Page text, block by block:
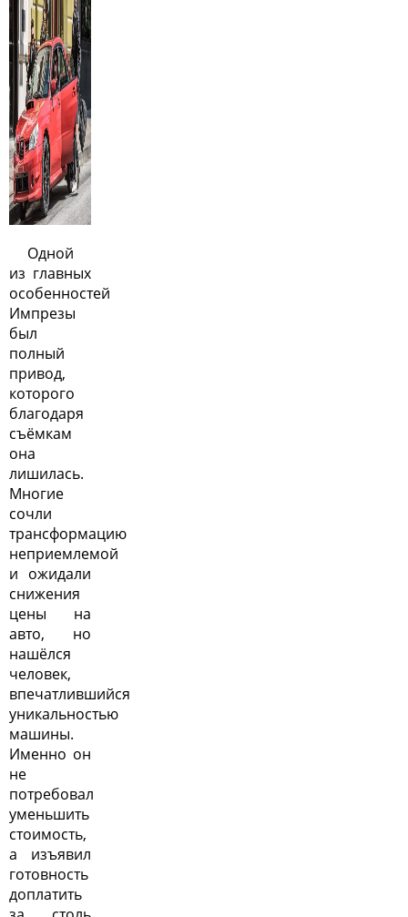
Одной
из главных
особенностей
Импрезы
был
полный
привод,
которого
благодаря
съёмкам
она
лишилась.
Многие
сочли
трансформацию
неприемлемой
и ожидали
снижения
цены на
авто, но
нашёлся
человек,
впечатлившийся
уникальностью
машины.
Именно он
не
потребовал
уменьшить
стоимость,
а изъявил
готовность
доплатить